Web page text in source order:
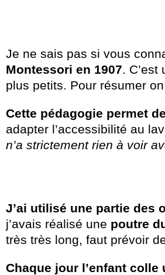
Je ne sais pas si vous
Montessori en 1907.
plus petits. Pour résumer
Cette pédagogie permet
adapter l’accessibilité au
n’a strictement rien à voir
J’ai utilisé une partie des
j’avais réalisé une poutre
très très long, faut prévoir
Chaque jour l’enfant colle